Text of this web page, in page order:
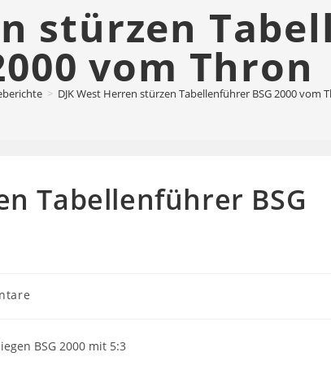
stürzen
vom Thron
> DJK West Herren stürzen Tabellenführer BSG 2000 vom
Tabellenführer BSG
BSG 2000 mit 5:3